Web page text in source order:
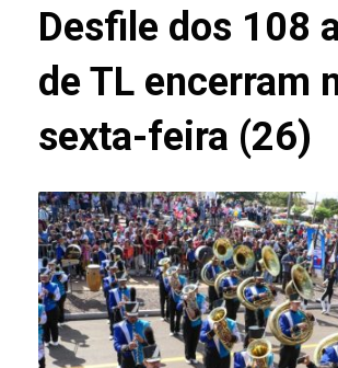
Desfile dos 108
de TL encerram
sexta-feira (26)